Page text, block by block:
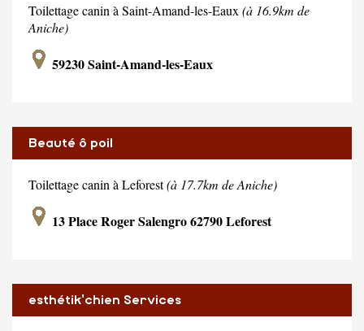
Toilettage canin à Saint-Amand-les-Eaux (à 16.9km de
Aniche)
59230 Saint-Amand-les-Eaux
Beauté ô poil
Toilettage canin à Leforest(à 17.7km de Aniche)
13 Place Roger Salengro 62790 Leforest
esthétik'chien Services